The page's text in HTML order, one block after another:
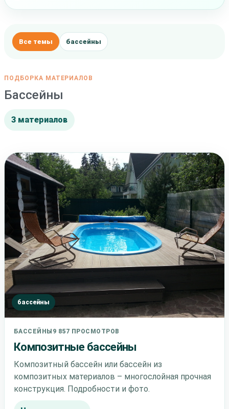
Все темы бассейны
ПОДБОРКА МАТЕРИАЛОВ
Бассейны
3 материалов
бассейны
БАССЕЙНЫ 9 857 ПРОСМОТРОВ
Композитные бассейны
Композитный бассейн или бассейн из
композитных материалов – многослойная прочная
конструкция. Подробности и фото.